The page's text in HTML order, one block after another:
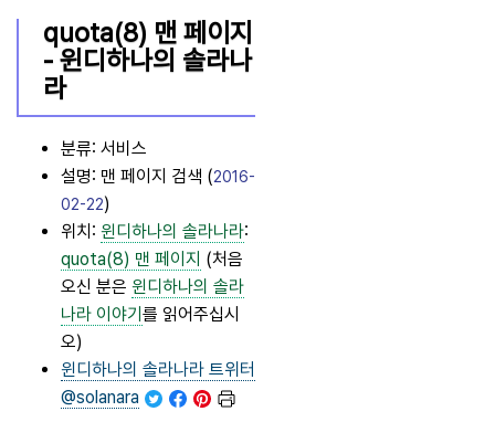
quota(8) 맨 페이지
- 윈디하나의 솔라나
라
분류: 서비스
설명: 맨 페이지 검색 (2016-
02-22)
위치: 윈디하나의 솔라나라:
quota(8) 맨 페이지 (처음
오신 분은 윈디하나의 솔라
나라 이야기를 읽어주십시
오)
윈디하나의 솔라나라 트위터
@solanara